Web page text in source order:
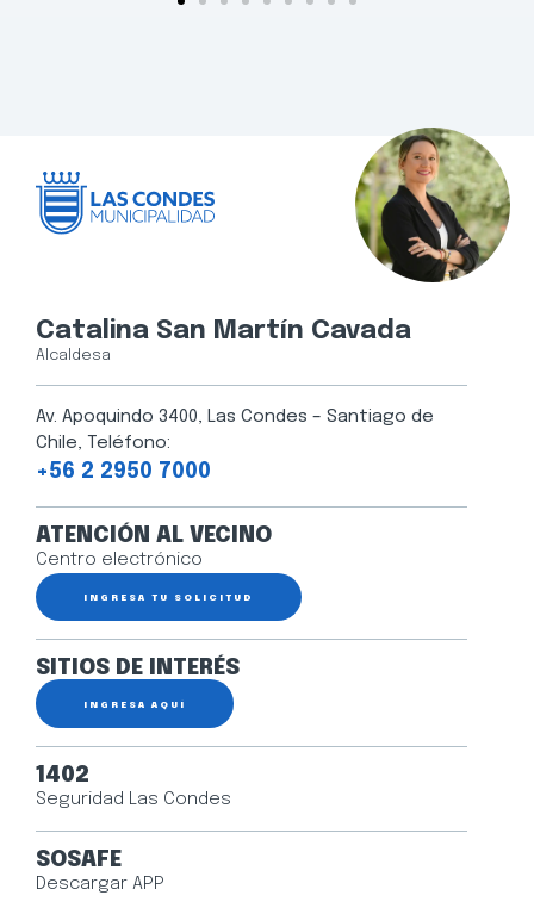
Catalina San Martín Cavada
Alcaldesa
Av. Apoquindo 3400, Las Condes – Santiago de
Chile, Teléfono:
+56 2 2950 7000
ATENCIÓN AL VECINO
Centro electrónico
INGRESA TU SOLICITUD
SITIOS DE INTERÉS
INGRESA AQUÍ
1402
Seguridad Las Condes
SOSAFE
Descargar APP